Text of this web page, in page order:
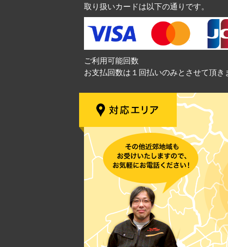
取り扱いカードは以下の通りです。
ご利用可能回数
お支払回数は１回払いのみとさせて頂き